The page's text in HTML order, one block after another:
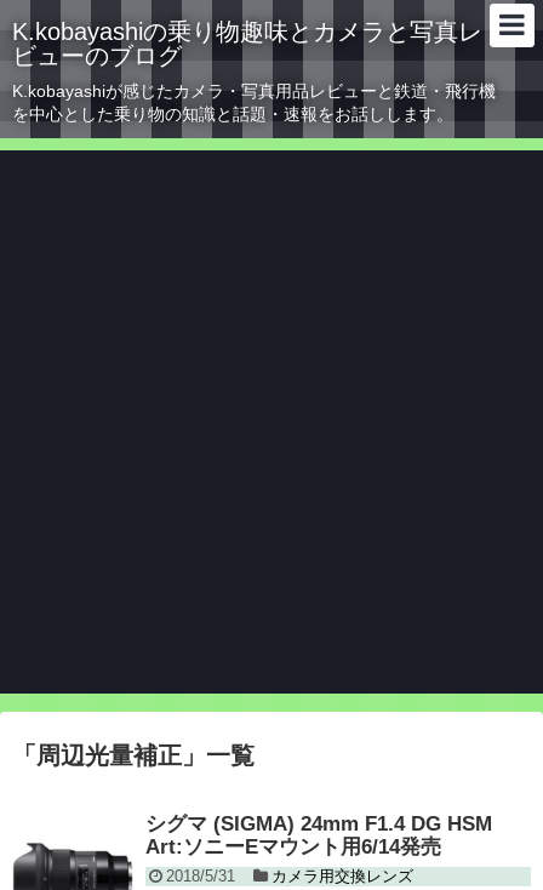
K.kobayashiの乗り物趣味とカメラと写真レ
ビューのブログ
K.kobayashiが感じたカメラ・写真用品レビューと鉄道・飛行機
を中心とした乗り物の知識と話題・速報をお話しします。
「 周辺光量補正 」 一覧
シグマ (SIGMA) 24mm F1.4 DG HSM
Art:ソニーEマウント用6/14発売
2018/5/31
カメラ用交換レンズ